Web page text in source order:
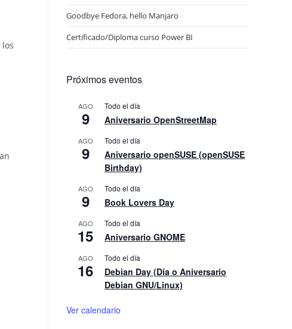
Goodbye Fedora, hello Manjaro
Certificado/Diploma curso Power BI
Próximos eventos
AGO
9
Todo el día
Aniversario OpenStreetMap
AGO
9
Todo el día
Aniversario openSUSE (openSUSE
Birthday)
AGO
9
Todo el día
Book Lovers Day
AGO
15
Todo el día
Aniversario GNOME
AGO
16
Todo el día
Debian Day (Día o Aniversario
Debian GNU/Linux)
Ver calendario